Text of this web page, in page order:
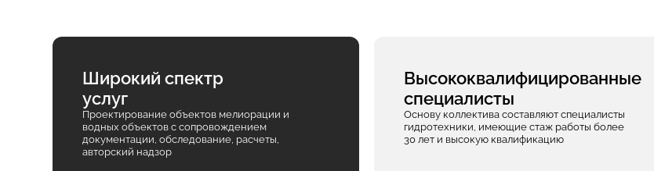
Широкий спектр
услуг
Проектирование объектов мелиорации и
водных объектов с сопровождением
документации, обследование, расчеты,
авторский надзор
Высококвалифицированные
специалисты
Основу коллектива составляют специалисты
гидротехники, имеющие стаж работы более
30 лет и высокую квалификацию